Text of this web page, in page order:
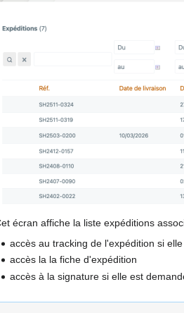
écran affiche la liste expéditions
accès au tracking de l'expédition si
accès la la fiche d'expédition
accès à la signature si elle est